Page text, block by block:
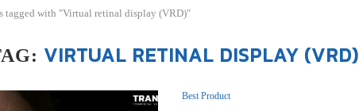
tagged with "Virtual retinal display (VRD)"
VIRTUAL RETINAL DISPLAY (VRD)
Best Product